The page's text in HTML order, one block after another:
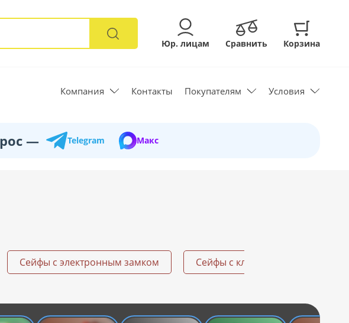
Юр. лицам Сравнить Корзина
Компания Контакты Покупателям Условия
— Telegram Макс
Сейфы с электронным замком Сейфы с ключом